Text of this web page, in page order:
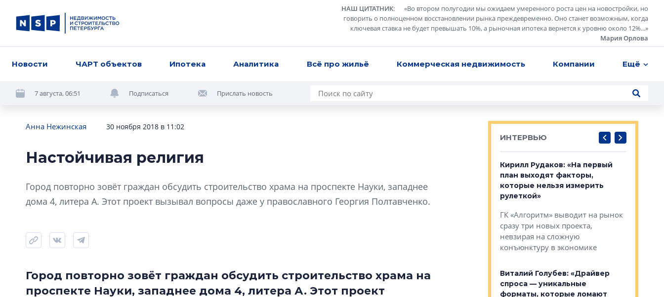
НАШ ЦИТАТНИК: «Во втором полугодии мы ожидаем умеренного роста цен на новостройки, но
говорить о полноценном восстановлении рынка преждевременно. Оно станет возможным, когда
ключевая ставка не будет превышать 10%, а рыночная ипотека вернется к уровню около 12%...»
Мария Орлова
Новости ЧАРТ объектов Ипотека Аналитика Всё про жильё Коммерческая недвижимость Компании Ещё
7 августа, 06:51 Подписаться Прислать новость
Анна Нежинская 30 ноября 2018 в 11:02
Настойчивая религия
Город повторно зовёт граждан обсудить строительство храма на проспекте Науки, западнее
дома 4, литера А. Этот проект вызывал вопросы даже у православного Георгия Полтавченко.
Город повторно зовёт граждан обсудить строительство храма на
проспекте Науки, западнее дома 4, литера А. Этот проект
ИНТЕРВЬЮ
визуальной чистоте»
Что важнее для современного
Александр Свинолобов: «Мы
используем опыт Bonava, но мы
– другая компания»
Кирилл Рудаков: «На первый
план выходят факторы,
которые нельзя измерить
рулеткой»
ГК «Алгоритм» выводит на рынок
сразу три новых проекта,
невзирая на сложную
конъюнктуру в экономике
Виталий Голубев: «Драйвер
спроса — уникальные
форматы, которые ломают